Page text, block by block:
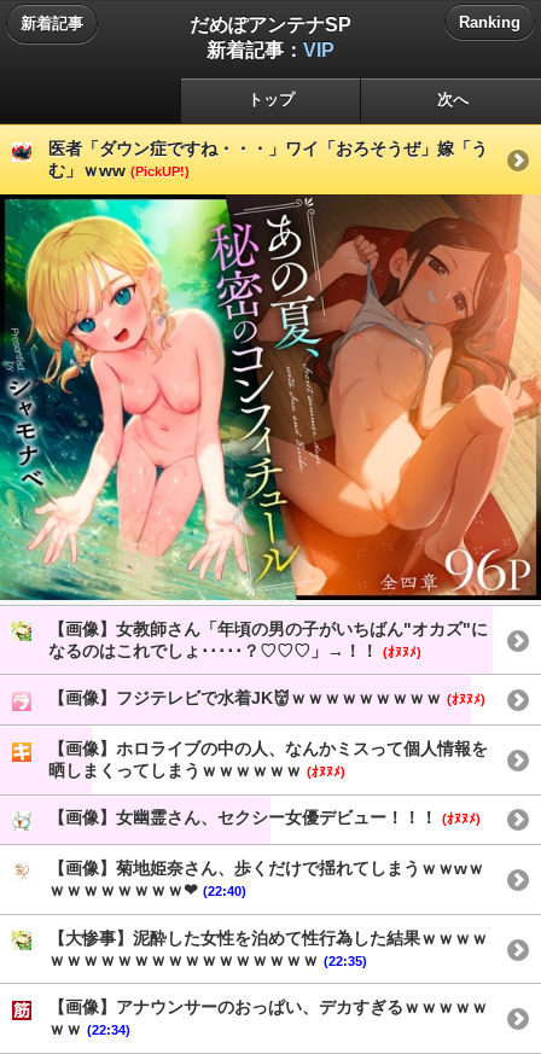
新着記事
だめぽアンテナSP
新着記事： VIP
Ranking
トップ 次へ
医者「ダウン症ですね・・・」ワイ「おろそうぜ」嫁「う
む」ｗww (PickUP!)
【画像】女教師さん「年頃の男の子がいちばん"オカズ"に
なるのはこれでしょ･････？♡♡♡」→！！
(ｵﾇﾇﾒ)
【画像】フジテレビで水着JK👹ｗｗｗｗｗｗｗｗｗ (ｵﾇﾇﾒ)
【画像】ホロライブの中の人、なんかミスって個人情報を
晒しまくってしまうｗｗｗｗｗｗ (ｵﾇﾇﾒ)
【画像】女幽霊さん、セクシー女優デビュー！！！ (ｵﾇﾇﾒ)
【画像】菊地姫奈さん、歩くだけで揺れてしまうｗｗwｗ
ｗｗｗｗｗｗｗｗ❤ (22:40)
【大惨事】泥酔した女性を泊めて性行為した結果ｗｗｗｗ
ｗｗｗｗｗｗｗｗｗｗｗｗｗｗｗｗ (22:35)
【画像】アナウンサーのおっぱい、デカすぎるｗｗｗｗｗ
ｗｗ (22:34)